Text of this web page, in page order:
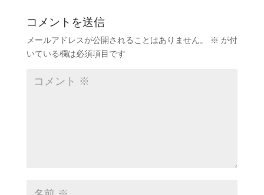
コメントを送信
メールアドレスが公開されることはありません。 ※ が付
いている欄は必須項目です